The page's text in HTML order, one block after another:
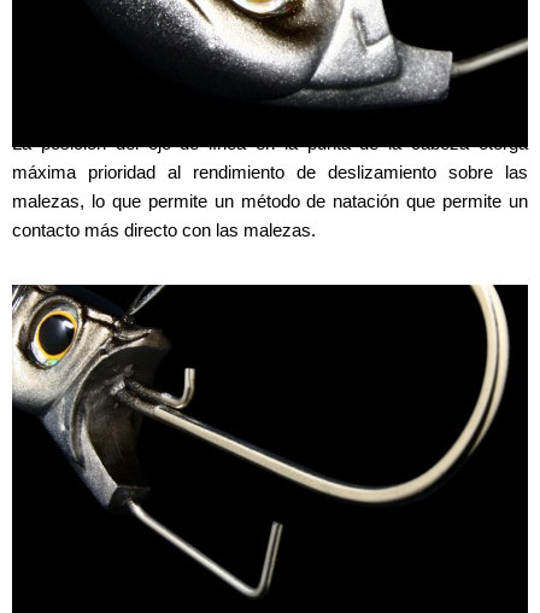
La posición del ojo de línea en la punta de la cabeza otorga
máxima prioridad al rendimiento de deslizamiento sobre las
malezas, lo que permite un método de natación que permite un
contacto más directo con las malezas.
DOUBLE TRAILER HOLD WIRE